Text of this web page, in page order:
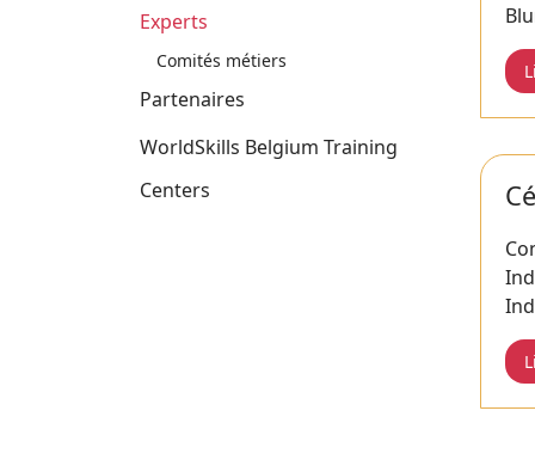
Experts
Comités métiers
Partenaires
WorldSkills Belgium Training
Centers